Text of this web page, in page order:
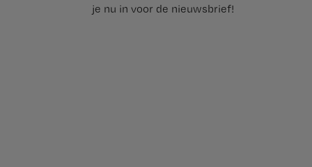
je nu in voor de nieuwsbrief!